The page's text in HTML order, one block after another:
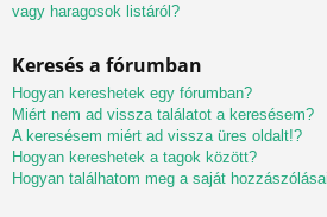
vagy haragosok listáról?
Keresés a fórumban
Hogyan kereshetek egy fórumban?
Miért nem ad vissza találatot a keresésem?
A keresésem miért ad vissza üres oldalt!?
Hogyan kereshetek a tagok között?
Hogyan találhatom meg a saját